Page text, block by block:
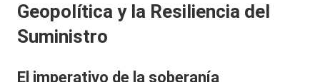
Geopolítica y la Resiliencia del
Suministro
El imperativo de la soberanía